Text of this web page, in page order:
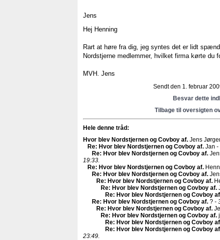
Jens
Hej Henning
Rart at høre fra dig, jeg syntes det er lidt
Nordstjerne medlemmer, hvilket firma kørte du
MVH. Jens
Sendt den 1. februar
Besvar dette
Tilbage til oversigten
Hele denne tråd:
Hvor blev Nordstjernen og Covboy af. Jens
Re: Hvor blev Nordstjernen og Covboy af. Jan -
Re: Hvor blev Nordstjernen og Covboy af.
19:33.
Re: Hvor blev Nordstjernen og Covboy af.
Re: Hvor blev Nordstjernen og Covboy af.
Re: Hvor blev Nordstjernen og Covboy af.
Re: Hvor blev Nordstjernen og Covboy af.
Re: Hvor blev Nordstjernen og Covboy af
Re: Hvor blev Nordstjernen og Covboy af. ? -
Re: Hvor blev Nordstjernen og Covboy af.
Re: Hvor blev Nordstjernen og Covboy af.
Re: Hvor blev Nordstjernen og Covboy af
Re: Hvor blev Nordstjernen og Covboy af
23:49.